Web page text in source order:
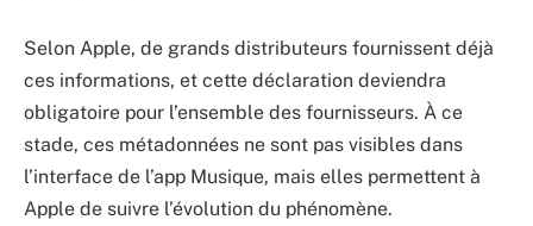
Selon Apple, de grands distributeurs fournissent déjà
ces informations, et cette déclaration deviendra
obligatoire pour l’ensemble des fournisseurs. À ce
stade, ces métadonnées ne sont pas visibles dans
l’interface de l’app Musique, mais elles permettent à
Apple de suivre l’évolution du phénomène.